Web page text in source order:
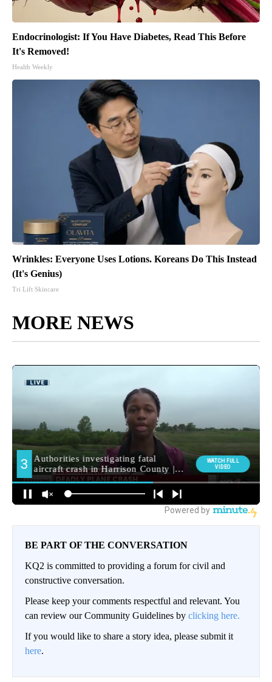
Endocrinologist: If You Have Diabetes, Read This Before
It's Removed!
Health Weekly
Wrinkles: Everyone Uses Lotions. Koreans Do This Instead
(It's Genius)
Tri Lift Skincare
MORE NEWS
BE PART OF THE CONVERSATION
KQ2 is committed to providing a forum for civil and
constructive conversation.
Please keep your comments respectful and relevant. You
can review our Community Guidelines by clicking here.
If you would like to share a story idea, please submit it
here.